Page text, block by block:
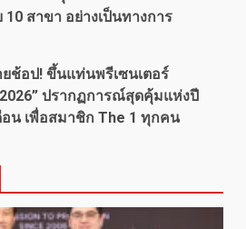
สาขา อย่างเป็นทางการ
ช้อป! ขึ้นแท่นพรีเซนเตอร์
ปรากฏการณ์สุดคุ้มแห่งปี
น เพื่อสมาชิก The 1 ทุกคน